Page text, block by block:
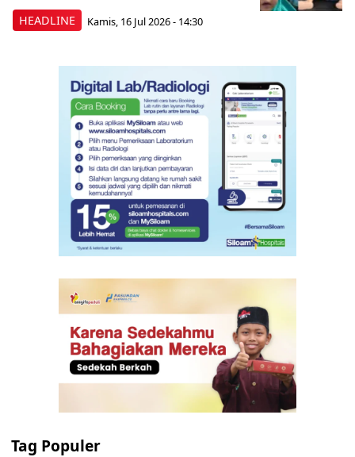
HEADLINE Kamis, 16 Jul 2026 - 14:30
Tag Populer